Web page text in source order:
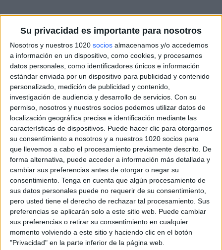
Su privacidad es importante para nosotros
Nosotros y nuestros 1020 socios almacenamos y/o accedemos
a información en un dispositivo, como cookies, y procesamos
datos personales, como identificadores únicos e información
estándar enviada por un dispositivo para publicidad y contenido
personalizado, medición de publicidad y contenido,
investigación de audiencia y desarrollo de servicios. Con su
permiso, nosotros y nuestros socios podemos utilizar datos de
localización geográfica precisa e identificación mediante las
características de dispositivos. Puede hacer clic para otorgarnos
su consentimiento a nosotros y a nuestros 1020 socios para
que llevemos a cabo el procesamiento previamente descrito. De
forma alternativa, puede acceder a información más detallada y
cambiar sus preferencias antes de otorgar o negar su
consentimiento. Tenga en cuenta que algún procesamiento de
sus datos personales puede no requerir de su consentimiento,
pero usted tiene el derecho de rechazar tal procesamiento. Sus
preferencias se aplicarán solo a este sitio web. Puede cambiar
sus preferencias o retirar su consentimiento en cualquier
momento volviendo a este sitio y haciendo clic en el botón
"Privacidad" en la parte inferior de la página web.
Más días